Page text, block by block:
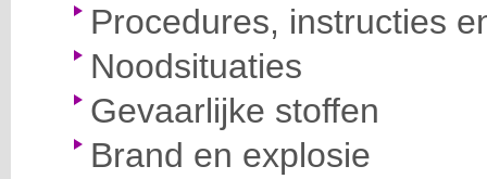
Procedures, instructies
Noodsituaties
Gevaarlijke stoffen
Brand en explosie